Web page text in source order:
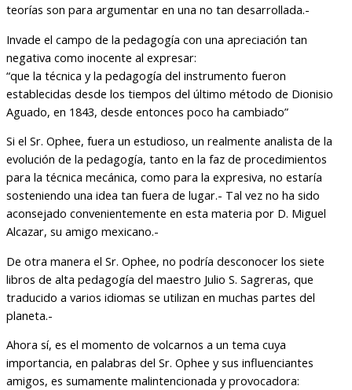
teorías son para argumentar en una no tan desarrollada.-
Invade el campo de la pedagogía con una apreciación tan
negativa como inocente al expresar:
“que la técnica y la pedagogía del instrumento fueron
establecidas desde los tiempos del último método de Dionisio
Aguado, en 1843, desde entonces poco ha cambiado”
Si el Sr. Ophee, fuera un estudioso, un realmente analista de la
evolución de la pedagogía, tanto en la faz de procedimientos
para la técnica mecánica, como para la expresiva, no estaría
sosteniendo una idea tan fuera de lugar.- Tal vez no ha sido
aconsejado convenientemente en esta materia por D. Miguel
Alcazar, su amigo mexicano.-
De otra manera el Sr. Ophee, no podría desconocer los siete
libros de alta pedagogía del maestro Julio S. Sagreras, que
traducido a varios idiomas se utilizan en muchas partes del
planeta.-
Ahora sí, es el momento de volcarnos a un tema cuya
importancia, en palabras del Sr. Ophee y sus influenciantes
amigos, es sumamente malintencionada y provocadora: